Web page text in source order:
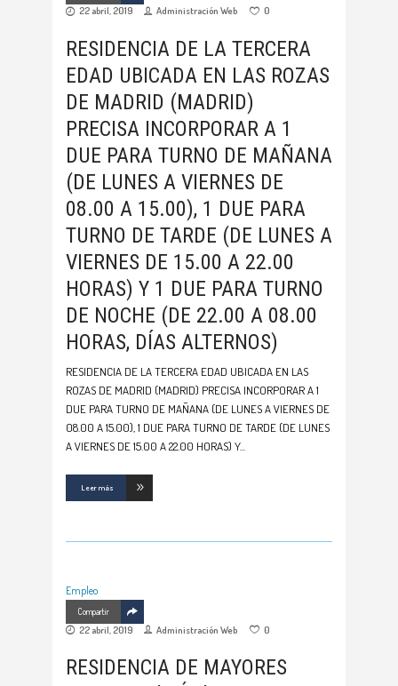
22 abril, 2019 Administración Web 0
RESIDENCIA DE LA TERCERA
EDAD UBICADA EN LAS ROZAS
DE MADRID (MADRID)
PRECISA INCORPORAR A 1
DUE PARA TURNO DE MAÑANA
(DE LUNES A VIERNES DE
08.00 A 15.00), 1 DUE PARA
TURNO DE TARDE (DE LUNES A
VIERNES DE 15.00 A 22.00
HORAS) Y 1 DUE PARA TURNO
DE NOCHE (DE 22.00 A 08.00
HORAS, DÍAS ALTERNOS)
RESIDENCIA DE LA TERCERA EDAD UBICADA EN LAS
ROZAS DE MADRID (MADRID) PRECISA INCORPORAR A 1
DUE PARA TURNO DE MAÑANA (DE LUNES A VIERNES DE
08.00 A 15.00), 1 DUE PARA TURNO DE TARDE (DE LUNES
A VIERNES DE 15.00 A 22.00 HORAS) Y
Leer más
Empleo
Compartir
22 abril, 2019 Administración Web 0
RESIDENCIA DE MAYORES